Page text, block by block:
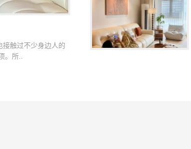
触过不少身边人的
所..